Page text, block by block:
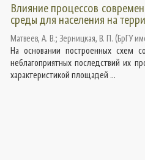
Влияние процессов
среды для населения на
Матвеев, А. В.; Зерницкая, В. П. (БрГУ
На основании построенных схем
неблагоприятных последствий их
характеристикой площадей ...